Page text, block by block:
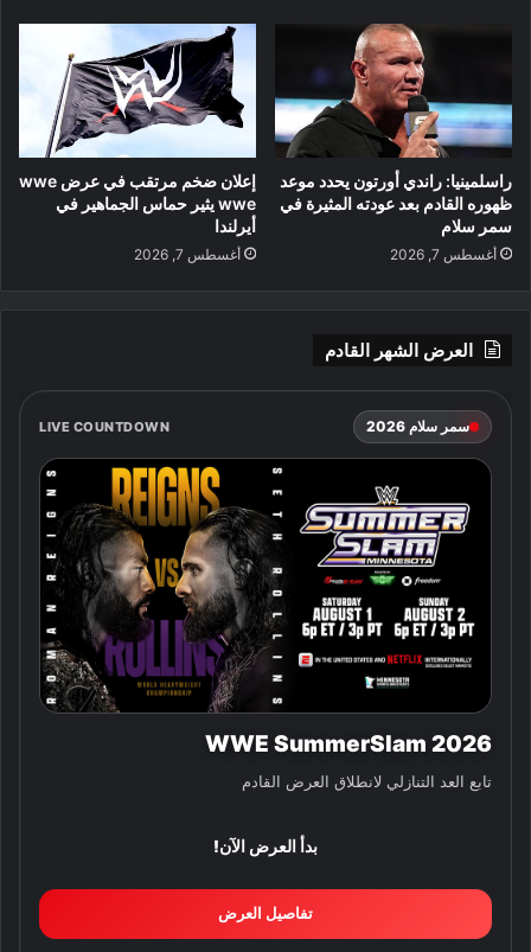
راسلمينيا: راندي أورتون يحدد موعد
ظهوره القادم بعد عودته المثيرة في
سمر سلام
أغسطس 7, 2026
إعلان ضخم مرتقب في عرض wwe
wwe يثير حماس الجماهير في
أيرلندا
أغسطس 7, 2026
العرض الشهر القادم
سمر سلام 2026 LIVE COUNTDOWN
WWE SummerSlam 2026
تابع العد التنازلي لانطلاق العرض القادم
بدأ العرض الآن!
تفاصيل العرض